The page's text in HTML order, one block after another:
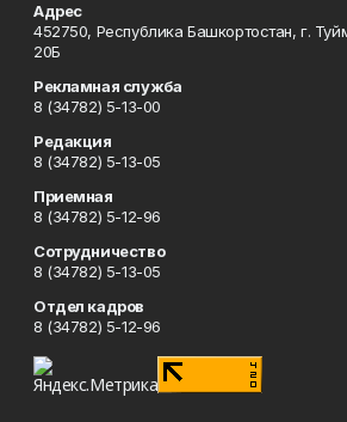
Адрес
452750, Республика Башкортостан, г.
20Б
Рекламная служба
8 (34782) 5-13-00
Редакция
8 (34782) 5-13-05
Приемная
8 (34782) 5-12-96
Сотрудничество
8 (34782) 5-13-05
Отдел кадров
8 (34782) 5-12-96